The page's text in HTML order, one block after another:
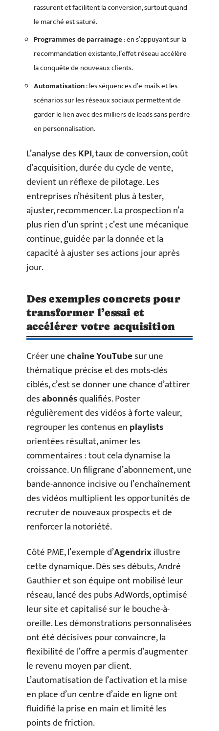
rassurent et facilitent la conversion, surtout quand
le marché est saturé.
Programmes de parrainage: en s’appuyant sur la
recommandation existante, l’effet réseau accélère
la conquête de nouveaux clients.
Automatisation: les séquences d’e-mails et les
scénarios sur les réseaux sociaux permettent de
garder le lien avec des milliers de leads sans perdre
en personnalisation.
L’analyse desKPI, taux de conversion, coût
d’acquisition, durée du cycle de vente,
devient un réflexe de pilotage. Les
entreprises n’hésitent plus à tester,
ajuster, recommencer. La prospection n’a
plus rien d’un sprint ; c’est une mécanique
continue, guidée par la donnée et la
capacité à ajuster ses actions jour après
jour.
Des exemples concrets pour
transformer l’essai et
accélérer votre acquisition
Créer unechaîne YouTubesur une
thématique précise et des mots-clés
ciblés, c’est se donner une chance d’attirer
desabonnésqualifiés. Poster
régulièrement des vidéos à forte valeur,
regrouper les contenus enplaylists
orientées résultat, animer les
commentaires : tout cela dynamise la
croissance. Un filigrane d’abonnement, une
bande-annonce incisive ou l’enchaînement
des vidéos multiplient les opportunités de
recruter de nouveaux prospects et de
renforcer la notoriété.
Côté PME, l’exemple d’Agendrixillustre
cette dynamique. Dès ses débuts, André
Gauthier et son équipe ont mobilisé leur
réseau, lancé des pubs AdWords, optimisé
leur site et capitalisé sur le bouche-à-
oreille. Les démonstrations personnalisées
ont été décisives pour convaincre, la
flexibilité de l’offre a permis d’augmenter
le revenu moyen par client.
L’automatisation de l’activation et la mise
en place d’un centre d’aide en ligne ont
fluidifié la prise en main et limité les
points de friction.